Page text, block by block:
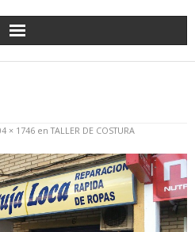
× 1746 enTALLER DE COSTURA